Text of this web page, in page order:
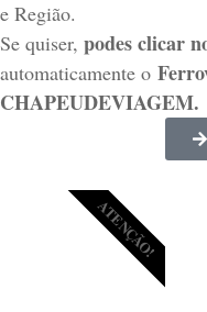
e Região.
Se quiser, podes clicar
automaticamente o
CHAPEUDEVIAGEM.
ATENÇÃO!